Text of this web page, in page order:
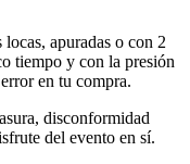
apuradas o con 2
tiempo y con la presión
en tu compra.
disconformidad
del evento en sí.